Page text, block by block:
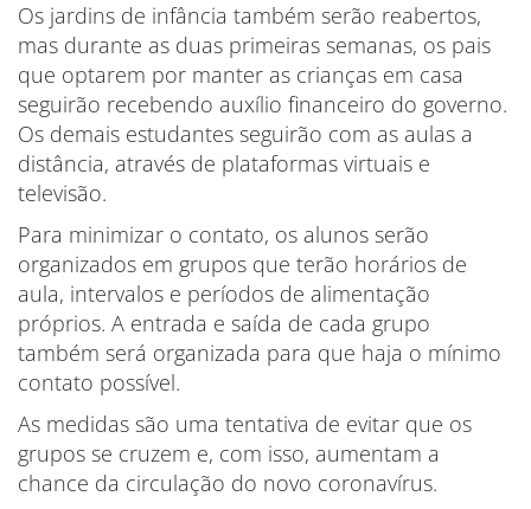
Os jardins de infância também serão reabertos,
mas durante as duas primeiras semanas, os pais
que optarem por manter as crianças em casa
seguirão recebendo auxílio financeiro do governo.
Os demais estudantes seguirão com as aulas a
distância, através de plataformas virtuais e
televisão.
Para minimizar o contato, os alunos serão
organizados em grupos que terão horários de
aula, intervalos e períodos de alimentação
próprios. A entrada e saída de cada grupo
também será organizada para que haja o mínimo
contato possível.
As medidas são uma tentativa de evitar que os
grupos se cruzem e, com isso, aumentam a
chance da circulação do novo coronavírus.